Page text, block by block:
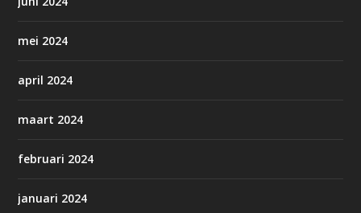
mei 2024
april 2024
maart 2024
februari 2024
januari 2024